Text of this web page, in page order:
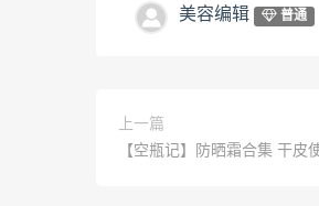
美容编辑 普通
上一篇
【空瓶记】防晒霜合集 干皮